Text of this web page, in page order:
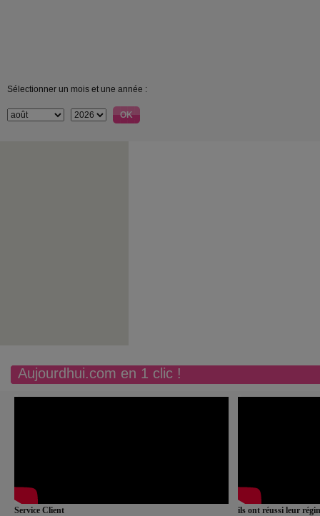
Sélectionner un mois et une année :
Aujourdhui.com en 1 clic !
Service Client
ils ont réussi leur